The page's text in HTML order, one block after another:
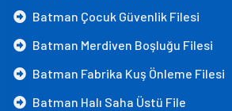
Batman Çocuk Güvenlik Filesi
Batman Merdiven Boşluğu Filesi
Batman Fabrika Kuş Önleme Filesi
Batman Halı Saha Üstü File